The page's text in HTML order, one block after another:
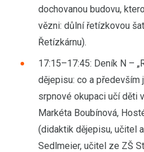
dochovanou budovu,
vězni: důlní řetízkovou
Řetízkárnu).
17:15–17:45: Deník N –
dějepisu: co a především
srpnové okupaci učí děti
Markéta Boubínová,
(didaktik dějepisu, učitel
Sedlmeier, učitel ze ZŠ